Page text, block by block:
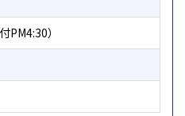
PM4:30）